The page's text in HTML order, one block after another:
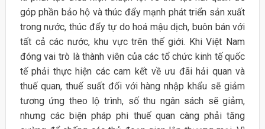
góp phần bảo hộ và thúc đẩy mạnh phát triển sản xuất
trong nước, thúc đẩy tự do hoá mậu dịch, buôn bán với
tất cả các nước, khu vực trên thế giới. Khi Việt Nam
đóng vai trò là thành viên của các tổ chức kinh tế quốc
tế phải thực hiện các cam kết về ưu đãi hải quan và
thuế quan, thuế suất đối với hàng nhập khẩu sẽ giảm
tương ứng theo lộ trình, số thu ngân sách sẽ giảm,
nhưng các biện pháp phi thuế quan càng phải tăng